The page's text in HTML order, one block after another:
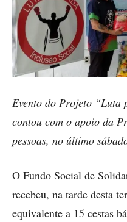
Evento do Projeto
contou com o apoio da
pessoas, no último
O Fundo Social de
recebeu, na tarde desta
equivalente a 15 cestas